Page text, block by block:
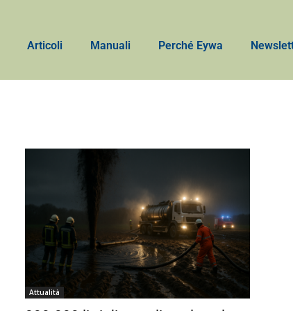
Articoli Manuali Perché Eywa
Attualità